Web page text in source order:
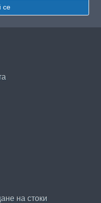
се
на стоки